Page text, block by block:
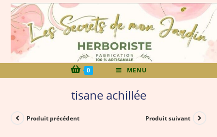
0 MENU
tisane achillée
Produit précédent Produit suivant